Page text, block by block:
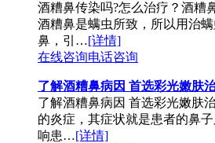
酒糟鼻传染吗?怎么治疗？酒糟
酒糟鼻是螨虫所致，所以用治
鼻，引…[详情]
在线咨询电话咨询
了解酒糟鼻病因 首选彩光嫩肤
了解酒糟鼻病因 首选彩光嫩肤
的炎症，其症状就是患者的鼻
响患…[详情]